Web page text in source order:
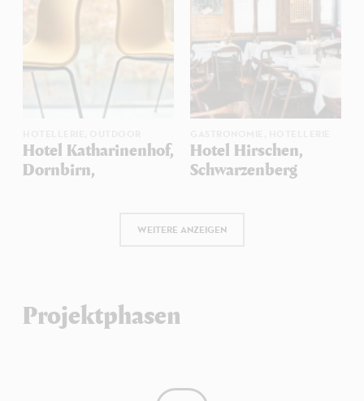
Hotel Katharinenhof,
Dornbirn,
Hotel Hirschen,
Schwarzenberg
WEITERE ANZEIGEN
Projektphasen